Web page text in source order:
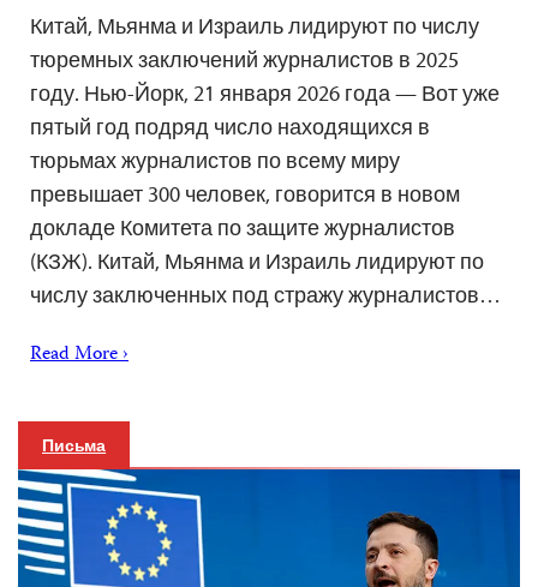
Китай, Мьянма и Израиль лидируют по числу
тюремных заключений журналистов в 2025
году. Нью-Йорк, 21 января 2026 года — Вот уже
пятый год подряд число находящихся в
тюрьмах журналистов по всему миру
превышает 300 человек, говорится в новом
докладе Комитета по защите журналистов
(КЗЖ). Китай, Мьянма и Израиль лидируют по
числу заключенных под стражу журналистов…
Read More ›
Письма